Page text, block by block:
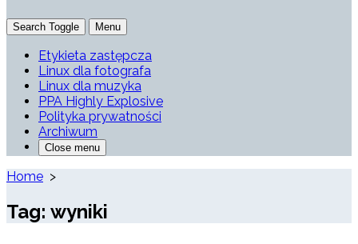
Search Toggle Menu
Etykieta zastępcza
Linux dla fotografa
Linux dla muzyka
PPA Highly Explosive
Polityka prywatności
Archiwum
Close menu
Home >
Tag: wyniki